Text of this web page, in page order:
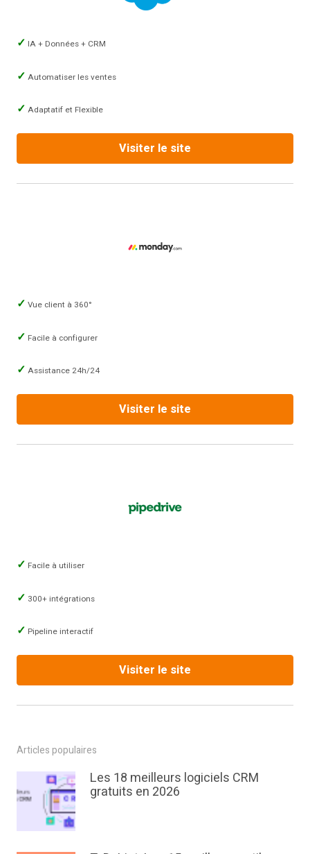
IA + Données + CRM
Automatiser les ventes
Adaptatif et Flexible
Visiter le site
Vue client à 360°
Facile à configurer
Assistance 24h/24
Visiter le site
Facile à utiliser
300+ intégrations
Pipeline interactif
Visiter le site
Articles populaires
Les 18 meilleurs logiciels CRM
gratuits en 2026